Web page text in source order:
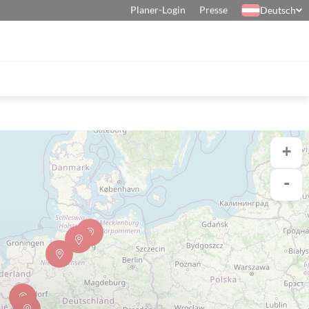
Planer-Login Presse Deutsch
Herdanlagen Chef'sCombi
+
-